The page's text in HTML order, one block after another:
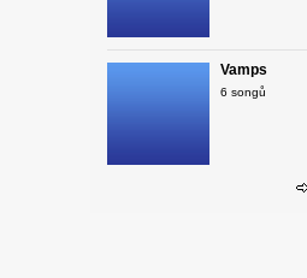
Vamps
6 songů